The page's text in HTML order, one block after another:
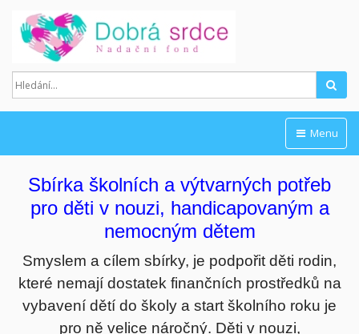
Menu
Sbírka školních a výtvarných potřeb
pro děti v nouzi, handicapovaným a
nemocným dětem
Smyslem a cílem sbírky, je podpořit děti rodin,
které nemají dostatek finančních prostředků na
vybavení dětí do školy a start školního roku je
pro ně velice náročný. Děti v nouzi,